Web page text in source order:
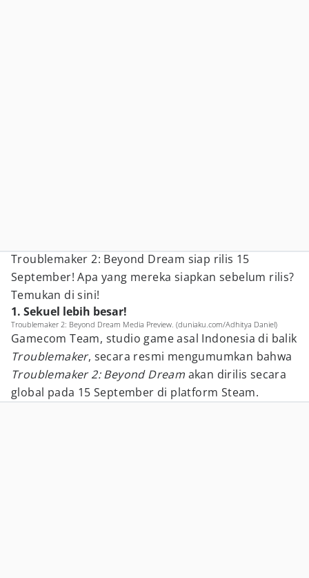
Troublemaker 2: Beyond Dream siap rilis 15
September! Apa yang mereka siapkan sebelum rilis?
Temukan di sini!
1. Sekuel lebih besar!
Troublemaker 2: Beyond Dream Media Preview. (duniaku.com/Adhitya Daniel)
Gamecom Team, studio game asal Indonesia di balik
Troublemaker, secara resmi mengumumkan bahwa
Troublemaker 2: Beyond Dream akan dirilis secara
global pada 15 September di platform Steam.